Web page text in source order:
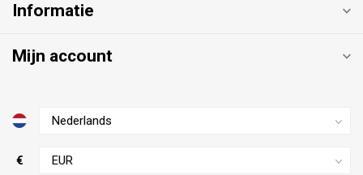
Informatie
Mijn account
€